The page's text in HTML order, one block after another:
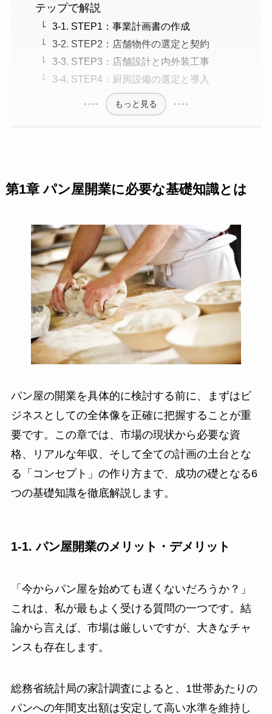
テップで解説
3-1. STEP1：事業計画書の作成
3-2. STEP2：店舗物件の選定と契約
3-3. STEP3：店舗設計と内外装工事
3-4. STEP4：厨房設備の選定と導入
もっと見る
第1章 パン屋開業に必要な基礎知識とは
パン屋の開業を具体的に検討する前に、まずはビ
ジネスとしての全体像を正確に把握することが重
要です。この章では、市場の現状から必要な資
格、リアルな年収、そして全ての計画の土台とな
る「コンセプト」の作り方まで、成功の礎となる6
つの基礎知識を徹底解説します。
1-1. パン屋開業のメリット・デメリット
「今からパン屋を始めても遅くないだろうか？」
これは、私が最もよく受ける質問の一つです。結
論から言えば、市場は厳しいですが、大きなチャ
ンスも存在します。
総務省統計局の家計調査によると、1世帯あたりの
パンへの年間支出額は安定して高い水準を維持し